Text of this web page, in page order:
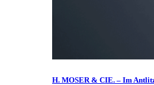
H. MOSER & CIE. – Im